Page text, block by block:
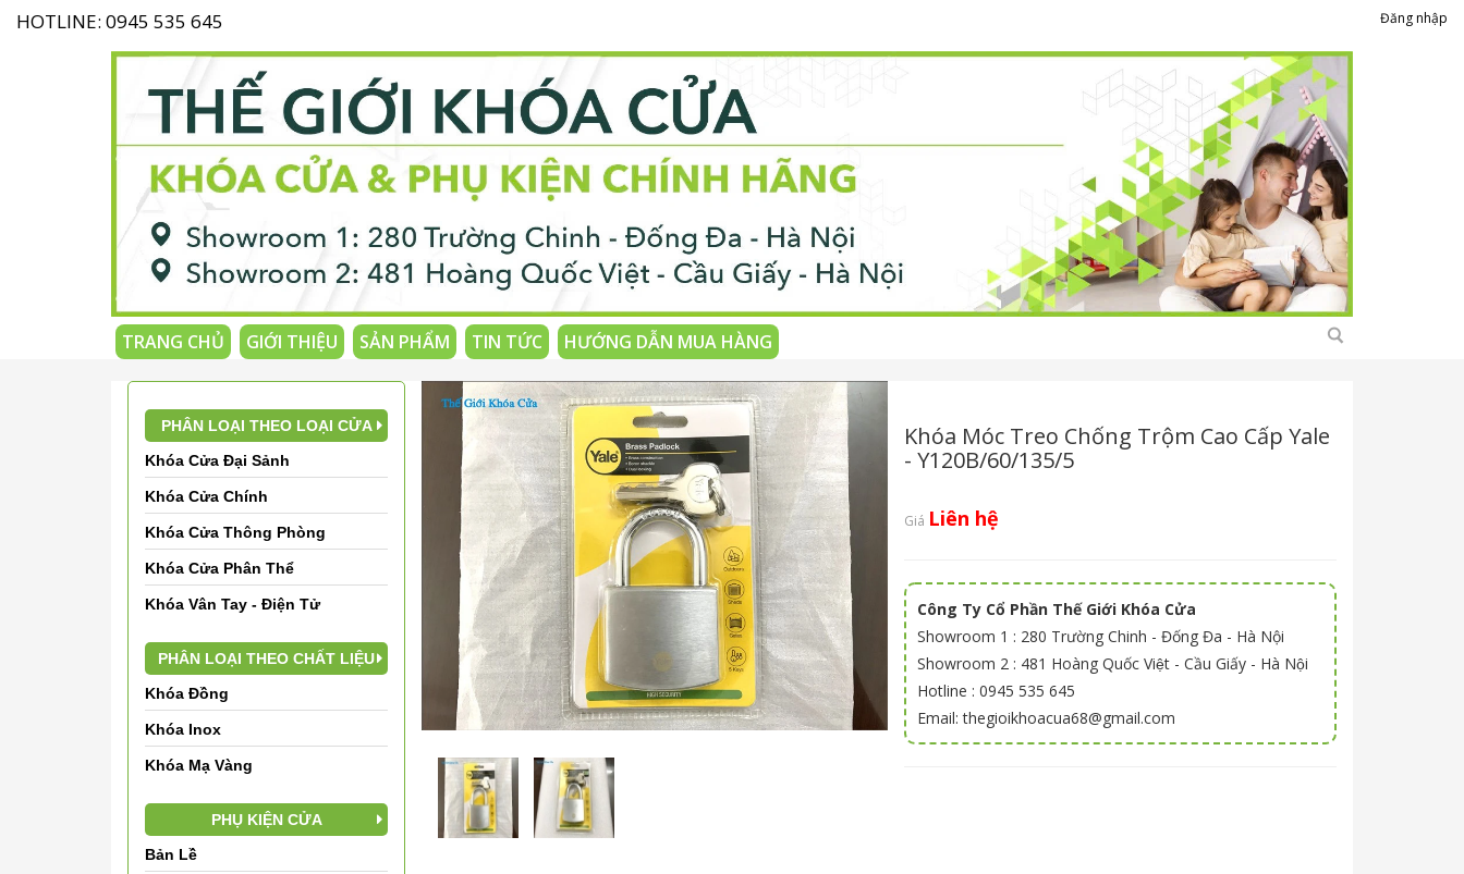
HOTLINE: 0945 535 645 Đăng nhập
TRANG CHỦ GIỚI THIỆU SẢN PHẨM TIN TỨC HƯỚNG DẪN MUA HÀNG
Khóa Móc Treo Chống Trộm Cao Cấp Yale
- Y120B/60/135/5
Giá Liên hệ
Công Ty Cổ Phần Thế Giới Khóa Cửa
Showroom 1 : 280 Trường Chinh - Đống Đa - Hà Nội
Showroom 2 : 481 Hoàng Quốc Việt - Cầu Giấy - Hà Nội
Hotline : 0945 535 645
Email: thegioikhoacua68@gmail.com
PHÂN LOẠI THEO LOẠI CỬA
Khóa Cửa Đại Sảnh
Khóa Cửa Chính
Khóa Cửa Thông Phòng
Khóa Cửa Phân Thể
Khóa Vân Tay - Điện Tử
PHÂN LOẠI THEO CHẤT LIỆU
Khóa Đồng
Khóa Inox
Khóa Mạ Vàng
PHỤ KIỆN CỬA
Bản Lề